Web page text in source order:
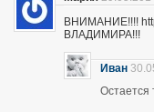
ВНИМАНИЕ!!!!
ВЛАДИМИРА!!!
Иван
Остается